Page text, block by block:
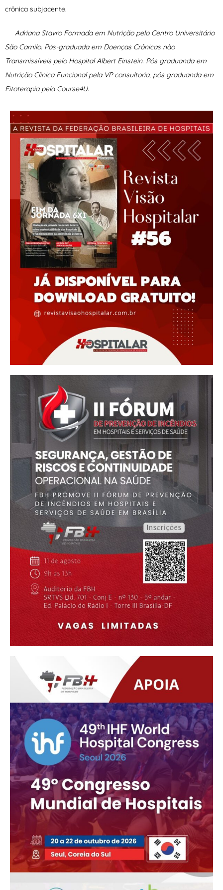
crônica subjacente.
Adriana Stavro Formada em Nutrição pelo Centro Universitário
São Camilo. Pós-graduada em Doenças Crônicas não
Transmissíveis pelo Hospital Albert Einstein. Pós graduanda em
Nutrição Clinica Funcional pela VP consultoria, pós graduanda em
Fitoterapia pela Course4U.